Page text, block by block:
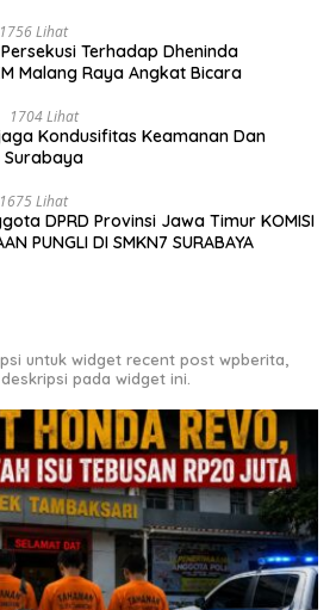
1756 Lihat
Terhadap Dheninda
Malang Raya Angkat Bicara
1704 Lihat
Kondusifitas Keamanan Dan
1675 Lihat
DPRD Provinsi Jawa Timur KOMISI
PUNGLI DI SMKN7 SURABAYA
untuk widget recent post wpberita,
pada widget ini.